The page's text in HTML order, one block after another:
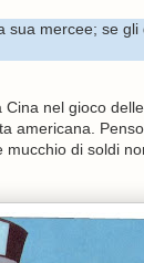
mercee; se
nel gioco
americana.
di soldi